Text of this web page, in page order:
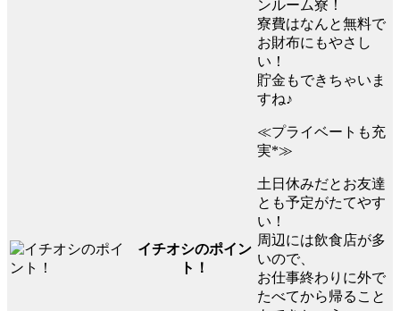
イチオシのポイン
ト！
ンルーム寮！
寮費はなんと無料で
お財布にもやさし
い！
貯金もできちゃいま
すね♪
≪プライベートも充
実*≫
土日休みだとお友達
とも予定がたてやす
い！
周辺には飲食店が多
いので、
お仕事終わりに外で
たべてから帰ること